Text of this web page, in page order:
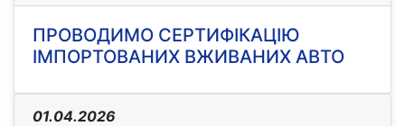
ПРОВОДИМО СЕРТИФІКАЦІЮ
ІМПОРТОВАНИХ ВЖИВАНИХ АВТО
01.04.2026